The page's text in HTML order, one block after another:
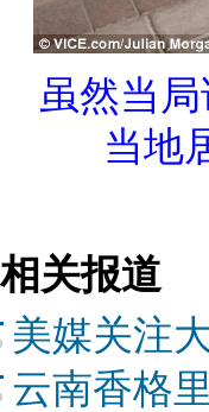
虽然当
当地
相关报道
美媒关注
云南香格